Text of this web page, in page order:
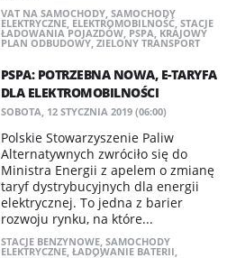
VAT NA SAMOCHODY, SAMOCHODY
ELEKTRYCZNE, ELEKTROMOBILNOŚĆ, STACJE
ŁADOWANIA POJAZDÓW, PSPA, KRAJOWY
PLAN ODBUDOWY, ZIELONY TRANSPORT
PSPA: POTRZEBNA NOWA, E-TARYFA
DLA ELEKTROMOBILNOŚCI
SOBOTA, 12 STYCZNIA 2019 (06:00)
Polskie Stowarzyszenie Paliw
Alternatywnych zwróciło się do
Ministra Energii z apelem o zmianę
taryf dystrybucyjnych dla energii
elektrycznej. To jedna z barier
rozwoju rynku, na które...
STACJE BENZYNOWE, SAMOCHODY
ELEKTRYCZNE, ŁADOWANIE BATERII,